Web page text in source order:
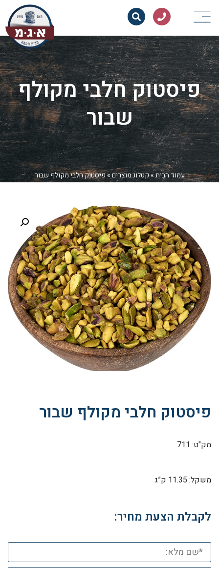
פיסטוק חלבי מקולף
שבור
עמוד הבית»קטלוג מוצרים»פיסטוק חלבי מקולף שבור
פיסטוק חלבי מקולף שבור
מק"ט: 711
משקל: 11.35 ק”ג
לקבלת הצעת מחיר: